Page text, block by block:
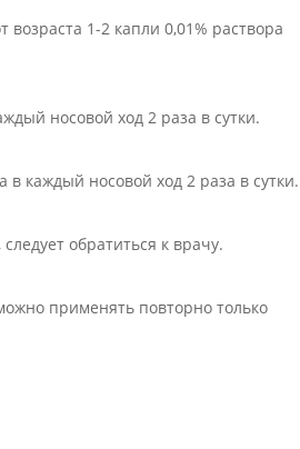
1-2 капли 0,01% раствора
носовой ход 2 раза в сутки.
в каждый носовой ход 2 раза в сутки.
обратиться к врачу.
применять повторно только